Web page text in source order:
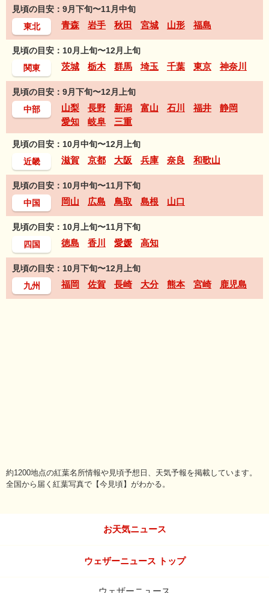
見頃の目安：9月下旬〜11月中旬
東北
青森 岩手 秋田 宮城 山形 福島
見頃の目安：10月上旬〜12月上旬
関東
茨城 栃木 群馬 埼玉 千葉 東京 神奈川
見頃の目安：9月下旬〜12月上旬
中部
山梨 長野 新潟 富山 石川 福井
静岡
愛知
岐阜 三重
見頃の目安：10月中旬〜12月上旬
近畿
滋賀 京都 大阪 兵庫 奈良 和歌山
見頃の目安：10月中旬〜11月下旬
中国
岡山 広島 鳥取 島根 山口
見頃の目安：10月上旬〜11月下旬
四国
徳島 香川 愛媛 高知
見頃の目安：10月下旬〜12月上旬
九州
福岡 佐賀 長崎 大分 熊本 宮崎 鹿児島
約1200地点の紅葉名所情報や見頃予想日、天気予報を掲載しています。
全国から届く紅葉写真で【今見頃】がわかる。
お天気ニュース
ウェザーニュース トップ
ウェザーニュース